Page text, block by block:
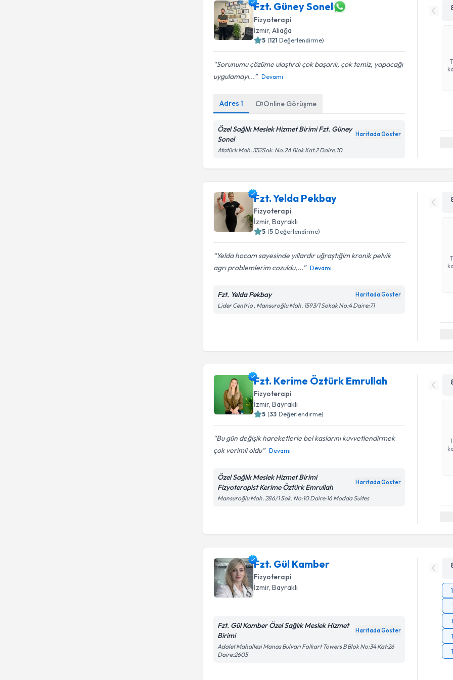
Fzt. Güney Sonel
Fizyoterapi
İzmir, Aliağa
5 (121 Değerlendirme)
Sorunumu çözüme ulaştırdı çok başarılı, çok temiz, yapacağı
uygulamayı...
Devamı
Adres1 Online Görüşme
Özel Sağlık Meslek Hizmet Birimi Fzt. Güney
Sonel
Haritada Göster
Atatürk Mah. 352Sok. No:2A Blok Kat:2 Daire:10
Fzt. Yelda Pekbay
Fizyoterapi
İzmir, Bayraklı
5 (5 Değerlendirme)
Yelda hocam sayesinde yıllardır uğraştığim kronik pelvik
agrı problemlerim cozuldu,...
Devamı
Fzt. Yelda Pekbay Haritada Göster
Lider Centrio , Mansuroğlu Mah. 1593/1 Sokak No:4 Daire:71
Fzt. Kerime Öztürk Emrullah
Fizyoterapi
İzmir, Bayraklı
5 (33 Değerlendirme)
Bu gün değişik hareketlerle bel kaslarını kuvvetlendirmek
çok verimli oldu
Devamı
Özel Sağlık Meslek Hizmet Birimi
Fizyoterapist Kerime Öztürk Emrullah
Haritada Göster
Mansuroğlu Mah. 286/1 Sok. No:10 Daire:16 Modda Suites
Fzt. Gül Kamber
Fizyoterapi
İzmir, Bayraklı
Fzt. Gül Kamber Özel Sağlık Meslek Hizmet
Birimi
Haritada Göster
Adalet Mahallesi Manas Bulvarı Folkart Towers B Blok No:34 Kat:26
Daire:2605